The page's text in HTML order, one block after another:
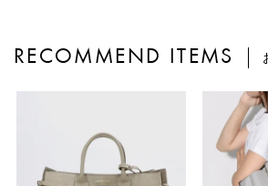
RECOMMEND ITEMS